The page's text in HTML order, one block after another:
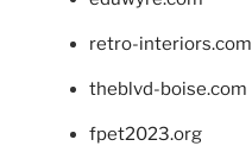
retro-interiors.com
theblvd-boise.com
fpet2023.org